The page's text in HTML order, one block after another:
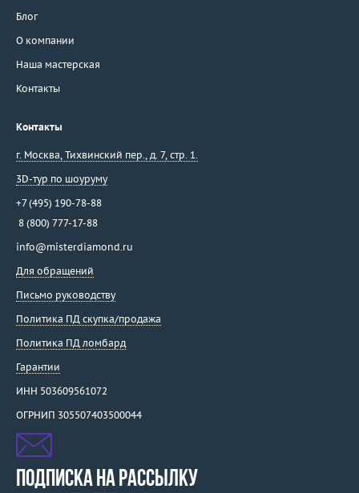
Блог
О компании
Наша мастерская
Контакты
Контакты
г. Москва, Тихвинский пер., д. 7, стр. 1.
3D-тур по шоуруму
+7 (495) 190-78-88
8 (800) 777-17-88
info@misterdiamond.ru
Для обращений
Письмо руководству
Политика ПД скупка/продажа
Политика ПД ломбард
Гарантии
ИНН 503609561072
ОГРНИП 305507403500044
ПОДПИСКА НА РАССЫЛКУ